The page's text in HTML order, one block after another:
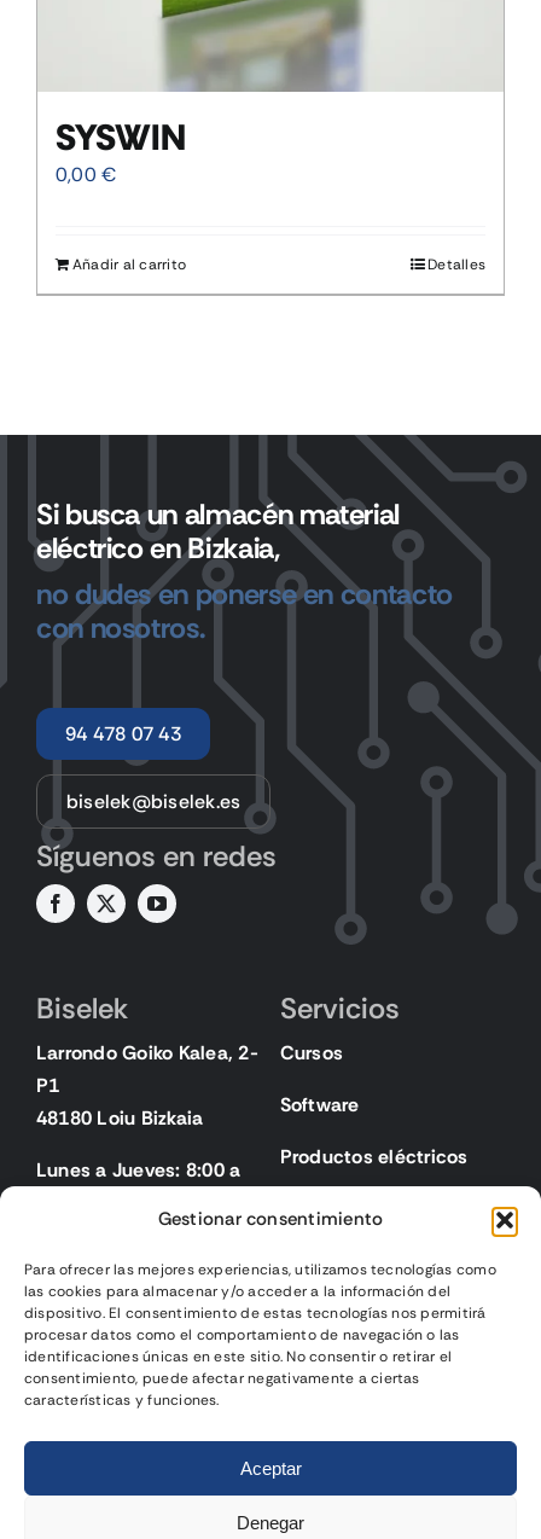
Gestionar consentimiento
Para ofrecer las mejores experiencias, utilizamos tecnologías como
las cookies para almacenar y/o acceder a la información del
dispositivo. El consentimiento de estas tecnologías nos permitirá
procesar datos como el comportamiento de navegación o las
identificaciones únicas en este sitio. No consentir o retirar el
consentimiento, puede afectar negativamente a ciertas
características y funciones.
Aceptar
Denegar
SYSWIN
0,00€
Añadir al carrito Detalles
Si busca un almacén material
eléctrico en Bizkaia,
no dudes en ponerse en contacto
con nosotros.
94 478 07 43
biselek@biselek.es
Síguenos en redes
Biselek
Larrondo Goiko Kalea, 2-
P1
48180 Loiu Bizkaia
Lunes a Jueves: 8:00 a
Viernes: 8:00 a 15:00
Servicios
Cursos
Software
Productos eléctricos
Legal
Aviso legal
Política de privacidad
Página web diseñadapor
Gurenet Teknologia